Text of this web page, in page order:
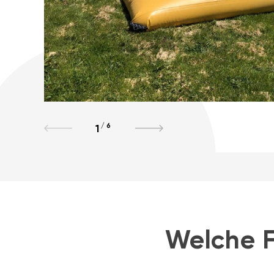
1/ 6
Welche